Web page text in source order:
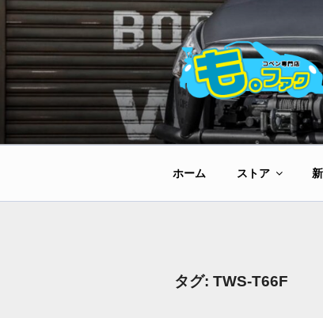
コ
ン
テ
ン
ツ
へ
ス
キ
ホーム ストア
タグ: TWS-T66F